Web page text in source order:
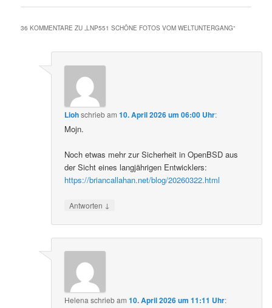
36 KOMMENTARE ZU „LNP551 SCHÖNE FOTOS VOM WELTUNTERGANG“
Liohschriebam10. April 2026 um 06:00 Uhr:
Mojn.
Noch etwas mehr zur Sicherheit in OpenBSD aus
der Sicht eines langjährigen Entwicklers:
https://briancallahan.net/blog/20260322.html
Antworten ↓
Helena schriebam10. April 2026 um 11:11 Uhr: